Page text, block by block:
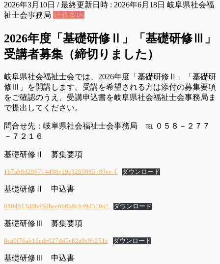
2026年3月10日 / 最終更新日時 : 2026年6月18日 岐阜県社会福
祉士会事務局 研修案内
2026年度「基礎研修Ⅱ」「基礎研修Ⅲ」
受講者募集（締切りました）
岐阜県社会福祉士会では、2026年度「基礎研修Ⅱ」「基礎研
修Ⅲ」を開講します。受講を希望される方は添付の募集要項
をご確認のうえ、受講申込書を岐阜県社会福祉士会事務局ま
で提出してください。
問合せ先：岐阜県社会福祉士会事務局 ℡ ０５８－２７７
－７２１６
基礎研修Ⅱ 募集要項
1b7ab9d296714498e19e3295885b99ee-1 ダウンロード
基礎研修Ⅱ 申込書
0804513d8bd58bee6b8b8cfcf9d310a2 ダウンロード
基礎研修Ⅲ 募集要項
8ca0f76ab16cde027dd5c82a9c9b251e ダウンロード
基礎研修Ⅲ 申込書